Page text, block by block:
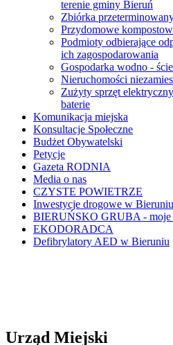
terenie gminy Bieruń
Zbiórka
Przydomowe
Podmioty odbierające
ich zagospodarowania
Gospodarka wodno -
Nieruchomości
Zużyty sprzęt
baterie
Komunikacja miejska
Konsultacje Społeczne
Budżet Obywatelski
Petycje
Gazeta RODNIA
Media o nas
CZYSTE POWIETRZE
Inwestycje drogowe w Bieruniu
BIERUŃSKO GRUBA - moje
EKODORADCA
Defibrylatory AED w Bieruniu
Urząd Miejski